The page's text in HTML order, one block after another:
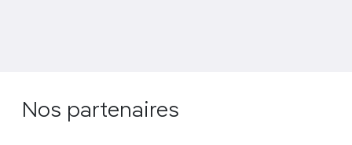
Nos partenaires